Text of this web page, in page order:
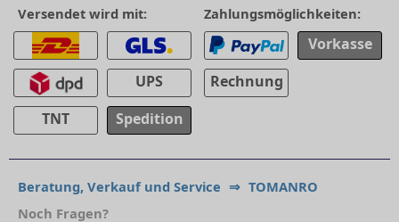
Versendet wird mit:
UPS
TNT
Spedition
Zahlungsmöglichkeiten:
Vorkasse
Rechnung
Beratung, Verkauf und Service ⇒ TOMANRO
Noch Fragen?